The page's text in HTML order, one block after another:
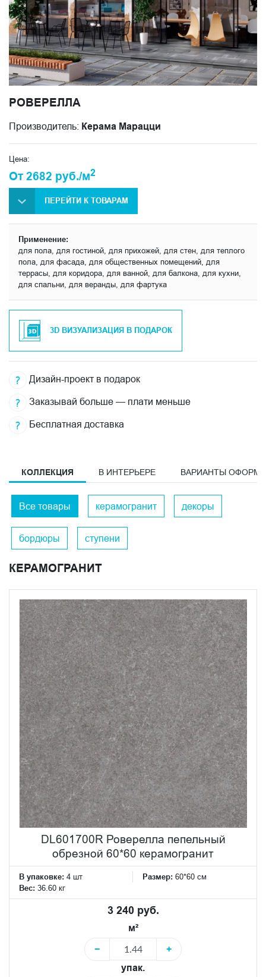
РОВЕРЕЛЛА
Производитель: Керама Марацци
Цена:
От 2682 руб./м2
ПЕРЕЙТИ К ТОВАРАМ
Применение:
для пола, для гостиной, для прихожей, для стен, для теплого
пола, для фасада, для общественных помещений, для
террасы, для коридора, для ванной, для балкона, для кухни,
для спальни, для веранды, для фартука
3D ВИЗУАЛИЗАЦИЯ В ПОДАРОК
Дизайн-проект в подарок
Заказывай больше — плати меньше
Бесплатная доставка
КОЛЛЕКЦИЯ В ИНТЕРЬЕРЕ ВАРИАНТЫ
Все товары керамогранит декоры
бордюры ступени
КЕРАМОГРАНИТ
DL601700R Роверелла пепельный
обрезной 60*60 керамогранит
В упаковке: 4 шт Размер: 60*60 см
Вес: 36.60 кг
3 240 руб.
м²
−
+
упак.